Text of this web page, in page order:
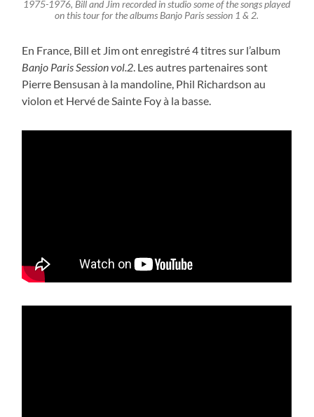
1975-1976, Bill and Jim recorded in studio some of the songs played
on this tour for the albums Banjo Paris session 1 & 2.
En France, Bill et Jim ont enregistré 4 titres sur l’album
Banjo Paris Session vol.2. Les autres partenaires sont
Pierre Bensusan à la mandoline, Phil Richardson au
violon et Hervé de Sainte Foy à la basse.